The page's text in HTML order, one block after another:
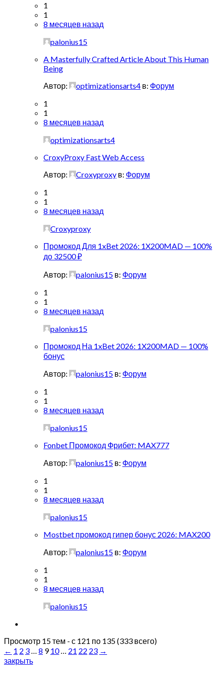
1
1
8 месяцев назад
palonius15
A Masterfully Crafted Article About This Human
Being
Автор:
optimizationsarts4 в: Форум
1
1
8 месяцев назад
optimizationsarts4
CroxyProxy Fast Web Access
Автор:
Croxyproxy в: Форум
1
1
8 месяцев назад
Croxyproxy
Промокод Для 1xBet 2026: 1X200MAD — 100%
до 32500 ₽
Автор:
palonius15 в: Форум
1
1
8 месяцев назад
palonius15
Промокод На 1xBet 2026: 1X200MAD — 100%
бонус
Автор:
palonius15 в: Форум
1
1
8 месяцев назад
palonius15
Fonbet Промокод Фрибет: MAX777
Автор:
palonius15 в: Форум
1
1
8 месяцев назад
palonius15
Mostbet промокод гипер бонус 2026: MAX200
Автор:
palonius15 в: Форум
1
1
8 месяцев назад
palonius15
Просмотр 15 тем - с 121 по 135 (333 всего)
← 1 2 3… 8 9 10… 21 22 23 →
закрыть